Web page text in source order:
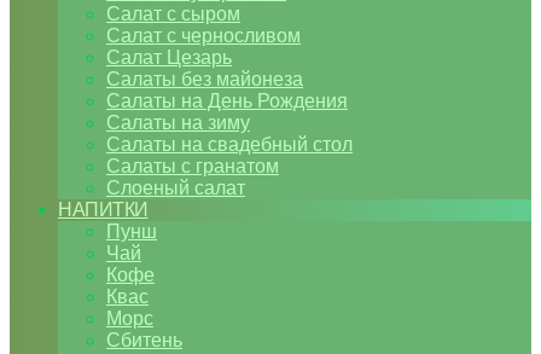
Салат с сыром
Салат с черносливом
Салат Цезарь
Салаты без майонеза
Салаты на День Рождения
Салаты на зиму
Салаты на свадебный стол
Салаты с гранатом
Слоеный салат
НАПИТКИ
Пунш
Чай
Кофе
Квас
Морс
Сбитень